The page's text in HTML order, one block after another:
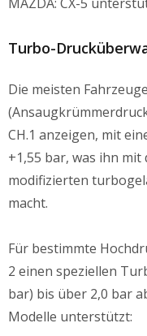
Turbo-
Die meisten
CH.1 anzeigen, mit
+1,55 bar, was ihn
modifizierten
macht.
Für bestimmte
2 einen speziellen
bar) bis über 2,0 bar
Modelle unterstützt: